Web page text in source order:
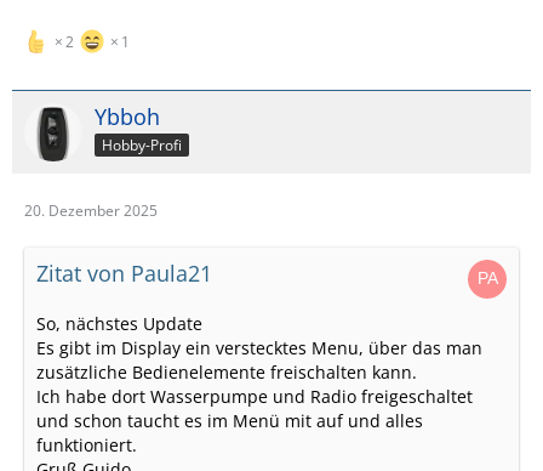
2 1
Ybboh
Hobby-Profi
20. Dezember 2025
Zitat von Paula21
So, nächstes Update
Es gibt im Display ein verstecktes Menu, über das man
zusätzliche Bedienelemente freischalten kann.
Ich habe dort Wasserpumpe und Radio freigeschaltet
und schon taucht es im Menü mit auf und alles
funktioniert.